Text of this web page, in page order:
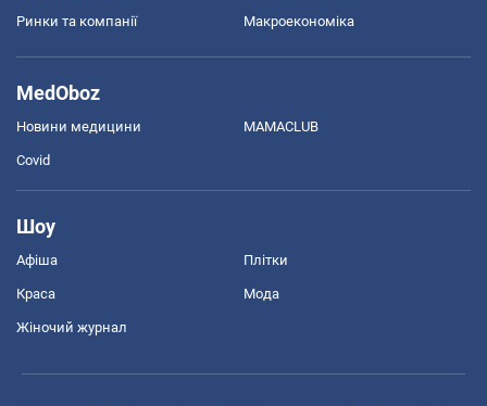
Ринки та компанії Макроекономіка
MedOboz
Новини медицини MAMACLUB
Covid
Шоу
Афіша Плітки
Краса Мода
Жіночий журнал